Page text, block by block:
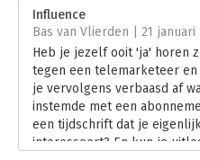
Hoofdrubriek:
Influence
Bas van Vlierden | 21 januari
Heb je jezelf ooit 'ja' horen
tegen een telemarketeer en
je vervolgens verbaasd af
instemde met een
een tijdschrift dat je
interesseert? En kun je